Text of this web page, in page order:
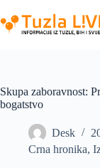
to
content
Skupa zaboravnost:
bogatstvo
Desk
Crna hronika,